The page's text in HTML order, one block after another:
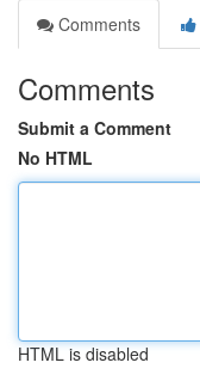
Comments
Comments
Submit a Comment
No HTML
HTML is disabled